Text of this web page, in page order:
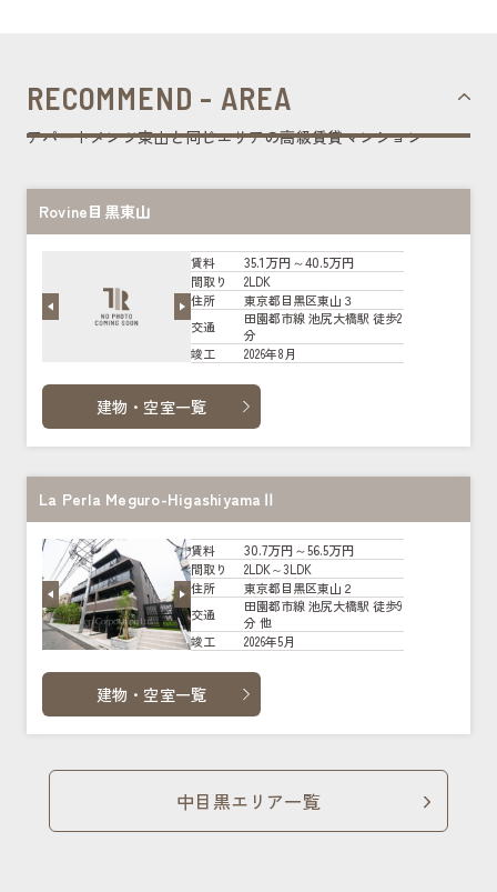
RECOMMEND - AREA
アパートメンツ東山と同じエリアの高級賃貸マンション
Rovine目黒東山
賃料 35.1万円～40.5万円
間取り
2LDK
住所
東京都目黒区東山３
交通
田園都市線 池尻大橋駅 徒歩2
分
竣工
2026年8月
建物・空室一覧
La Perla Meguro-HigashiyamaⅡ
賃料 30.7万円～56.5万円
間取り
2LDK～3LDK
住所
東京都目黒区東山２
交通
田園都市線 池尻大橋駅 徒歩9
分 他
竣工
2026年5月
建物・空室一覧
中目黒エリア一覧